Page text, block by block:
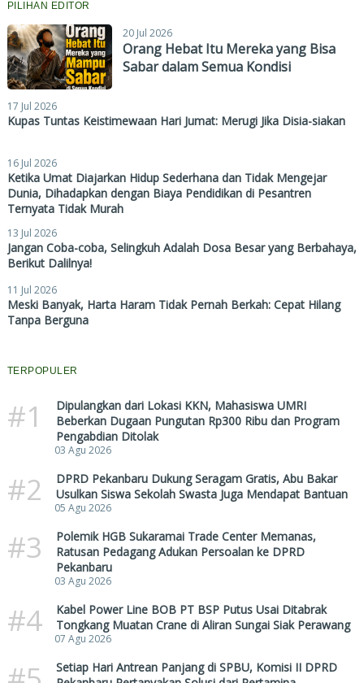
PILIHAN EDITOR
20 Jul 2026
Orang Hebat Itu Mereka yang Bisa
Sabar dalam Semua Kondisi
17 Jul 2026
Kupas Tuntas Keistimewaan Hari Jumat: Merugi Jika Disia-siakan
16 Jul 2026
Ketika Umat Diajarkan Hidup Sederhana dan Tidak Mengejar
Dunia, Dihadapkan dengan Biaya Pendidikan di Pesantren
Ternyata Tidak Murah
13 Jul 2026
Jangan Coba-coba, Selingkuh Adalah Dosa Besar yang Berbahaya,
Berikut Dalilnya!
11 Jul 2026
Meski Banyak, Harta Haram Tidak Pernah Berkah: Cepat Hilang
Tanpa Berguna
TERPOPULER
#1
Dipulangkan dari Lokasi KKN, Mahasiswa UMRI
Beberkan Dugaan Pungutan Rp300 Ribu dan Program
Pengabdian Ditolak
03 Agu 2026
#2
DPRD Pekanbaru Dukung Seragam Gratis, Abu Bakar
Usulkan Siswa Sekolah Swasta Juga Mendapat Bantuan
05 Agu 2026
#3
Polemik HGB Sukaramai Trade Center Memanas,
Ratusan Pedagang Adukan Persoalan ke DPRD
Pekanbaru
03 Agu 2026
#4
Kabel Power Line BOB PT BSP Putus Usai Ditabrak
Tongkang Muatan Crane di Aliran Sungai Siak Perawang
07 Agu 2026
Setiap Hari Antrean Panjang di SPBU, Komisi II DPRD